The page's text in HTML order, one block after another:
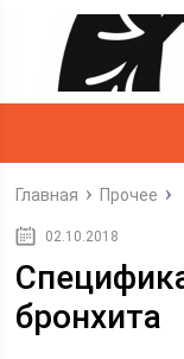
Главная Прочее
02.10.2018
бронхита